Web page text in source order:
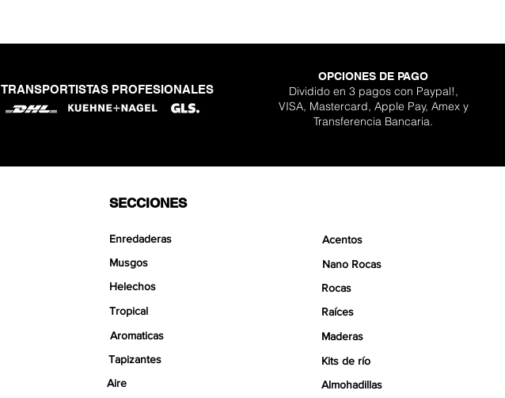
TRANSPORTISTAS PROFESIONALES
OPCIONES DE PAGO
Dividido en 3 pagos con Paypal!,
VISA, Mastercard, Apple Pay, Amex y
Transferencia Bancaria.
SECCIONES
Enredaderas
Musgos
Helechos
Tropical
Aromaticas
Tapizantes
Aire
Acentos
Nano Rocas
Rocas
Raíces
Maderas
Kits de río
Almohadillas